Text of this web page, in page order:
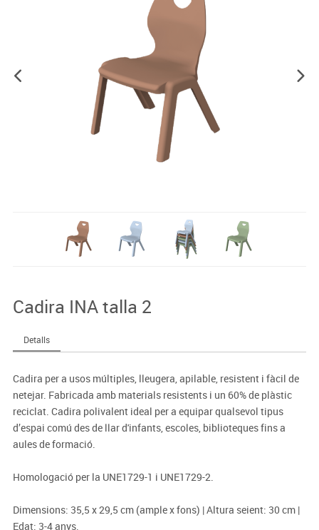
Cadira INA talla 2
Detalls
Cadira per a usos múltiples, lleugera, apilable, resistent i fàcil de
netejar. Fabricada amb materials resistents i un 60% de plàstic
reciclat. Cadira polivalent ideal per a equipar qualsevol tipus
d’espai comú des de llar d'infants, escoles, biblioteques fins a
aules de formació.
Homologació per la UNE1729-1 i UNE1729-2.
Dimensions: 35,5 x 29,5 cm (ample x fons) | Altura seient: 30 cm |
Edat: 3-4 anys.